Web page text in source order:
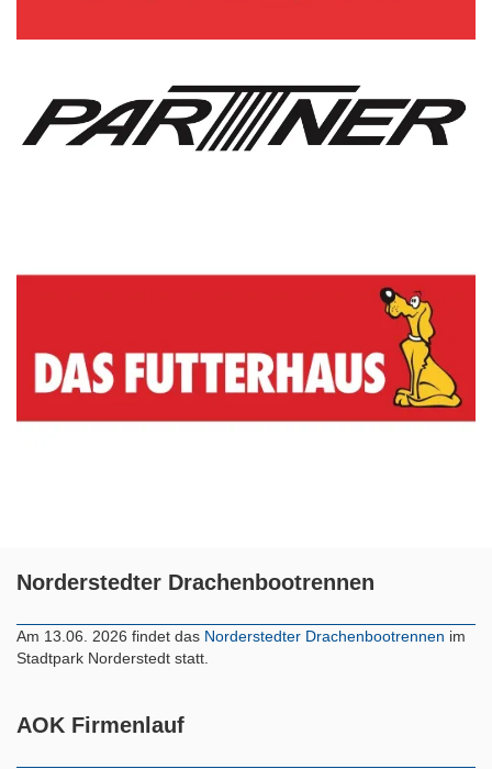
Norderstedter Drachenbootrennen
Am 13.06. 2026 findet das Norderstedter Drachenbootrennen im
Stadtpark Norderstedt statt.
AOK Firmenlauf